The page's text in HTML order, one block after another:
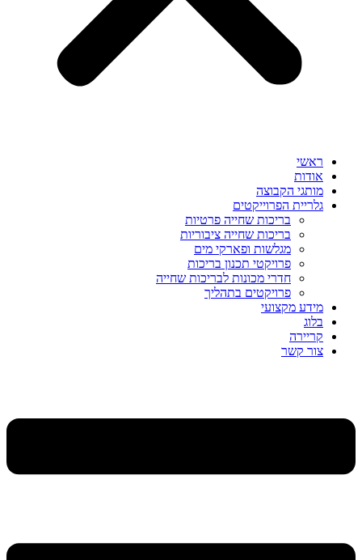
ראשי
אודות
מותגי הקבוצה
גלריית הפרוייקטים
בריכות שחייה פרטיות
בריכות שחייה ציבוריות
מגלשות ופארקי מים
פרויקטי תכנון בריכות
חדרי מכונות לבריכות שחייה
פרויקטים בתהליך
מידע מקצועי
בלוג
קריירה
צור קשר